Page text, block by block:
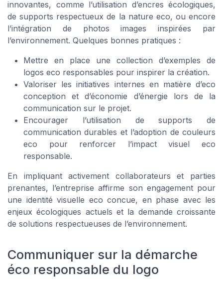
innovantes, comme l’utilisation d’encres écologiques,
de supports respectueux de la nature eco, ou encore
l’intégration de photos images inspirées par
l’environnement. Quelques bonnes pratiques :
Mettre en place une collection d’exemples de
logos eco responsables pour inspirer la création.
Valoriser les initiatives internes en matière d’eco
conception et d’économie d’énergie lors de la
communication sur le projet.
Encourager l’utilisation de supports de
communication durables et l’adoption de couleurs
eco pour renforcer l’impact visuel eco
responsable.
En impliquant activement collaborateurs et parties
prenantes, l’entreprise affirme son engagement pour
une identité visuelle eco concue, en phase avec les
enjeux écologiques actuels et la demande croissante
de solutions respectueuses de l’environnement.
Communiquer sur la démarche
éco responsable du logo